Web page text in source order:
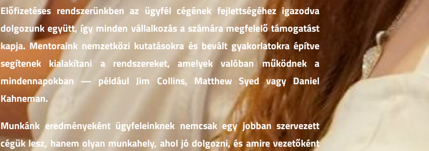
Előfizetéses rendszerünkben az ügyfél cégének fejlettségéhez igazodva
dolgozunk együtt, így minden vállalkozás a számára megfelelő támogatást
kapja. Mentoraink nemzetközi kutatásokra és bevált gyakorlatokra építve
segítenek kialakítani a rendszereket, amelyek valóban működnek a
mindennapokban — például Jim Collins, Matthew Syed vagy Daniel
Kahneman.
Munkánk eredményeként ügyfeleinknek nemcsak egy jobban szervezett
cégük lesz, hanem olyan munkahely, ahol jó dolgozni, és amire vezetőként